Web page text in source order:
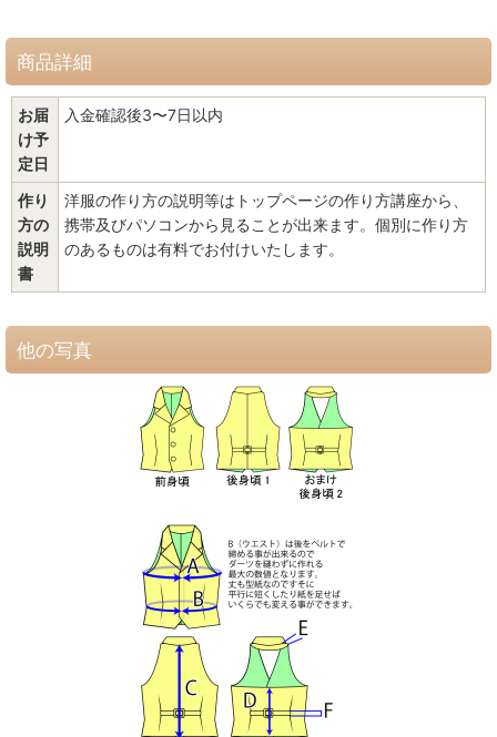
商品詳細
お届
け予
定日
入金確認後3〜7日以内
作り
方の
説明
書
洋服の作り方の説明等はトップページの作り方講座から、
携帯及びパソコンから見ることが出来ます。個別に作り方
のあるものは有料でお付けいたします。
他の写真